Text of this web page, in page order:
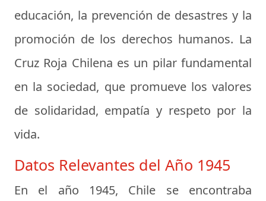
educación, la prevención de desastres y la
promoción de los derechos humanos. La
Cruz Roja Chilena es un pilar fundamental
en la sociedad, que promueve los valores
de solidaridad, empatía y respeto por la
vida.
Datos Relevantes del Año 1945
En el año 1945, Chile se encontraba